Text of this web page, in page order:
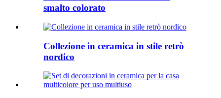
smalto colorato
Collezione in ceramica in stile retrò
nordico